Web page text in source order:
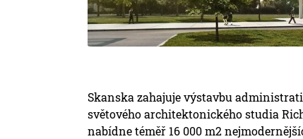
Skanska zahajuje výstavbu
světového architektonického studia
nabídne téměř 16 000 m2